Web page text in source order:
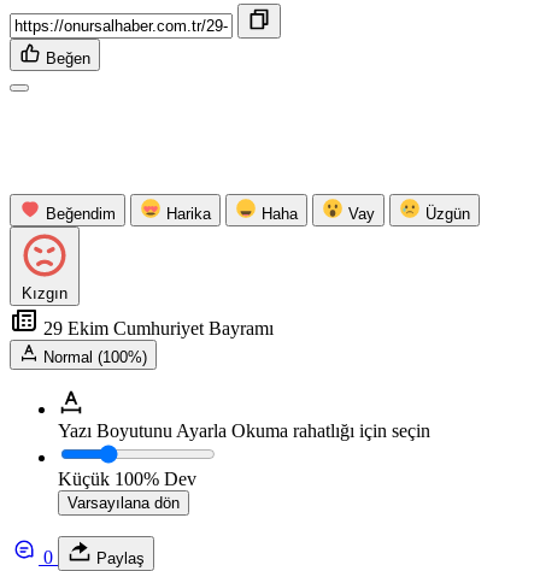
Beğen
Beğendim Harika Haha Vay Üzgün
Kızgın
29 Ekim Cumhuriyet Bayramı
Normal (100%)
Yazı Boyutunu Ayarla Okuma rahatlığı için seçin
Küçük 100% Dev
Varsayılana dön
0 Paylaş